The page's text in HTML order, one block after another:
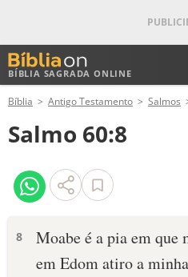
BÍBLIA SAGRADA ONLINE
ANTIGO TESTAMENTO
NOVO TESTAMENTO
VERSÍCULOS
PALAVRA DO DIA
Bíblia Antigo Testamento Salmos
Salmo 60:8
8
Moabe é a pia em que
em Edom atiro a